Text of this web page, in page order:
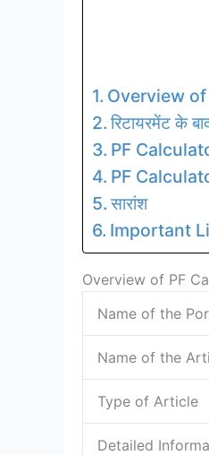
Overview
रिटायरमेंट के
PF
PF
सारांश
Important
Overview of PF
Name of the
Name of the
Type of Article
Detailed